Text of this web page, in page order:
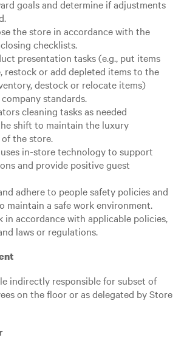
goals and determine if adjustments
the store in accordance with the
checklists.
presentation tasks (e.g., put items
restock or add depleted items to the
destock or relocate items)
standards.
cleaning tasks as needed
shift to maintain the luxury
the store.
in-store technology to support
and provide positive guest
adhere to people safety policies and
maintain a safe work environment.
in accordance with applicable policies,
laws or regulations.
indirectly responsible for subset of
on the floor or as delegated by Store